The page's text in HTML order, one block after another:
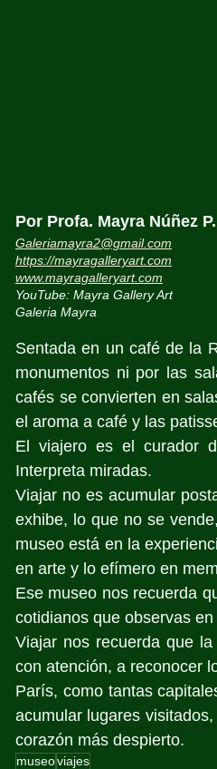
Por Profa. Mayra Núñez P.
Galeriamayra2@gmail.com
https://mayragalleryart.com
www.mayragalleryart.com
YouTube: Mayra Gallery Art
Galeria Mayra
Sentada en un café de la
monumentos ni por las
cafés se convierten en
el aroma a café y las
El viajero es el curador
Interpreta miradas.
Viajar no es acumular
exhibe, lo que no se
museo está en la
en arte y lo efímero en
Ese museo nos recuerda
cotidianos que observas
Viajar nos recuerda que
con atención, a reconocer
París, como tantas
acumular lugares
corazón más despierto.
museoviajes